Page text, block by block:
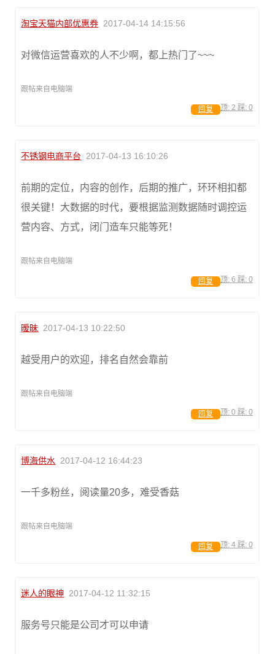
淘宝天猫内部优惠券 2017-04-14 14:15:56
对微信运营喜欢的人不少啊，都上热门了~~~
跟帖来自电脑端
顶: 2 踩: 0
回复
不锈钢电商平台 2017-04-13 16:10:26
前期的定位，内容的创作，后期的推广，环环相扣都
很关键！大数据的时代，要根据监测数据随时调控运
营内容、方式，闭门造车只能等死！
跟帖来自电脑端
顶: 6 踩: 0
回复
暧昧 2017-04-13 10:22:50
越受用户的欢迎，排名自然会靠前
跟帖来自电脑端
顶: 0 踩: 0
回复
博海供水 2017-04-12 16:44:23
一千多粉丝，阅读量20多，难受香菇
跟帖来自电脑端
顶: 4 踩: 0
回复
迷人的眼神 2017-04-12 11:32:15
服务号只能是公司才可以申请